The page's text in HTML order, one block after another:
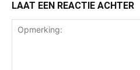
LAAT EEN REACTIE ACHTER